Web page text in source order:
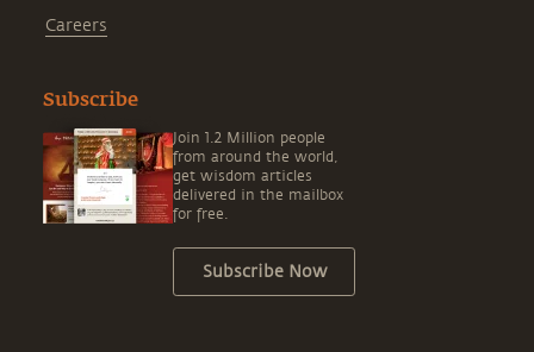
Careers
Subscribe
Join 1.2 Million people
from around the world,
get wisdom articles
delivered in the mailbox
for free.
Subscribe Now